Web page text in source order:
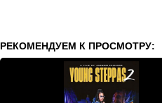
РЕКОМЕНДУЕМ К ПРОСМОТРУ: